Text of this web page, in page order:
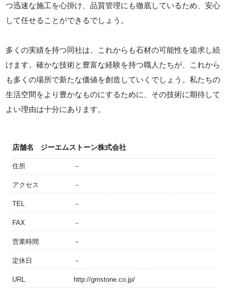
つ迅速な施工を心掛け、品質管理にも徹底しているため、安心
して任せることができるでしょう。
多くの実績を持つ同社は、これからも石材の可能性を追求し続
けます。確かな技術と豊富な経験を持つ職人たちが、これから
も多くの場所で新たな価値を創造していくでしょう。私たちの
生活空間をより豊かなものにするために、その技術に期待して
よい理由は十分にあります。
店舗名 ジーエムストーン株式会社
住所 －
アクセス －
TEL －
FAX －
営業時間 －
定休日 －
URL http://gmstone.co.jp/